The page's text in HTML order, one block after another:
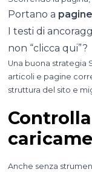
Portano a
I testi di
non “clicca qui”?
Una buona strategia
articoli e pagine
struttura del sito e
Anche senza